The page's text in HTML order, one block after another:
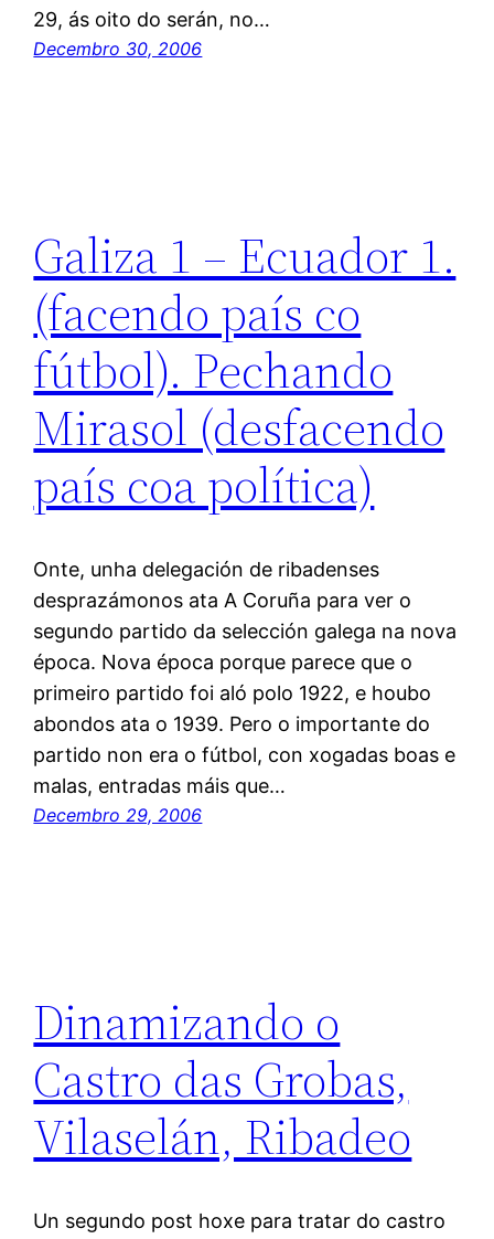
29, ás oito do serán, no…
Decembro 30, 2006
Galiza 1 – Ecuador 1.
(facendo país co
fútbol). Pechando
Mirasol (desfacendo
país coa política)
Onte, unha delegación de ribadenses
desprazámonos ata A Coruña para ver o
segundo partido da selección galega na nova
época. Nova época porque parece que o
primeiro partido foi aló polo 1922, e houbo
abondos ata o 1939. Pero o importante do
partido non era o fútbol, con xogadas boas e
malas, entradas máis que…
Decembro 29, 2006
Dinamizando o
Castro das Grobas,
Vilaselán, Ribadeo
Un segundo post hoxe para tratar do castro